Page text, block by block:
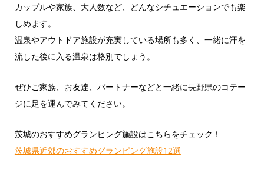
カップルや家族、大人数など、どんなシチュエーションでも楽
しめます。
温泉やアウトドア施設が充実している場所も多く、一緒に汗を
流した後に入る温泉は格別でしょう。
ぜひご家族、お友達、パートナーなどと一緒に長野県のコテー
ジに足を運んでみてください。
茨城のおすすめグランピング施設はこちらをチェック！
茨城県近郊のおすすめグランピング施設12選